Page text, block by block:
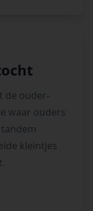
de ouder-
waar ouders
kleintjes